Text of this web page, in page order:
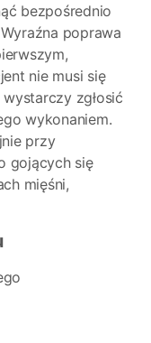
bezpośrednio
poprawa
nie musi się
zgłosić
wykonaniem.
przy
gojących się
mięśni,